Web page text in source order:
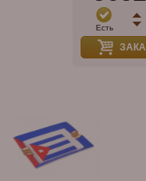
Есть